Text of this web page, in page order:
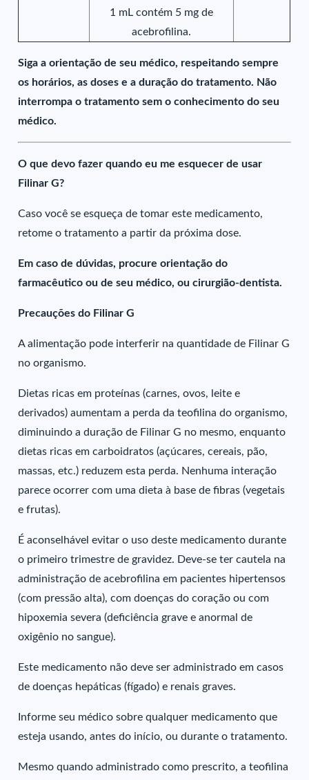
1 mL contém 5 mg de
acebrofilina.
Siga a orientação de seu médico, respeitando sempre
os horários, as doses e a duração do tratamento. Não
interrompa o tratamento sem o conhecimento do seu
médico.
O que devo fazer quando eu me esquecer de usar
Filinar G?
Caso você se esqueça de tomar este medicamento,
retome o tratamento a partir da próxima dose.
Em caso de dúvidas, procure orientação do
farmacêutico ou de seu médico, ou cirurgião-dentista.
Precauções do Filinar G
A alimentação pode interferir na quantidade de Filinar G
no organismo.
Dietas ricas em proteínas (carnes, ovos, leite e
derivados) aumentam a perda da teofilina do organismo,
diminuindo a duração de Filinar G no mesmo, enquanto
dietas ricas em carboidratos (açúcares, cereais, pão,
massas, etc.) reduzem esta perda. Nenhuma interação
parece ocorrer com uma dieta à base de fibras (vegetais
e frutas).
É aconselhável evitar o uso deste medicamento durante
o primeiro trimestre de gravidez. Deve-se ter cautela na
administração de acebrofilina em pacientes hipertensos
(com pressão alta), com doenças do coração ou com
hipoxemia severa (deficiência grave e anormal de
oxigênio no sangue).
Este medicamento não deve ser administrado em casos
de doenças hepáticas (fígado) e renais graves.
Informe seu médico sobre qualquer medicamento que
esteja usando, antes do início, ou durante o tratamento.
Mesmo quando administrado como prescrito, a teofilina